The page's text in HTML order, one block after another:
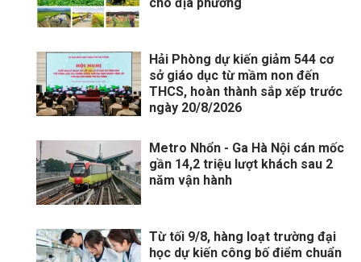
Hải Phòng dự kiến giảm 544 cơ
sở giáo dục từ mầm non đến
THCS, hoàn thành sắp xếp trước
ngày 20/8/2026
Metro Nhổn - Ga Hà Nội cán mốc
gần 14,2 triệu lượt khách sau 2
năm vận hành
Từ tối 9/8, hàng loạt trường đại
học dự kiến công bố điểm chuẩn